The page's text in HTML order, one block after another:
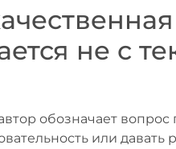
не с
обозначает
или давать